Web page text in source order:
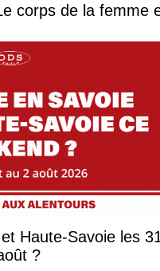
corps de la femme
Haute-Savoie les
juillet, 1er août et 2 août ?